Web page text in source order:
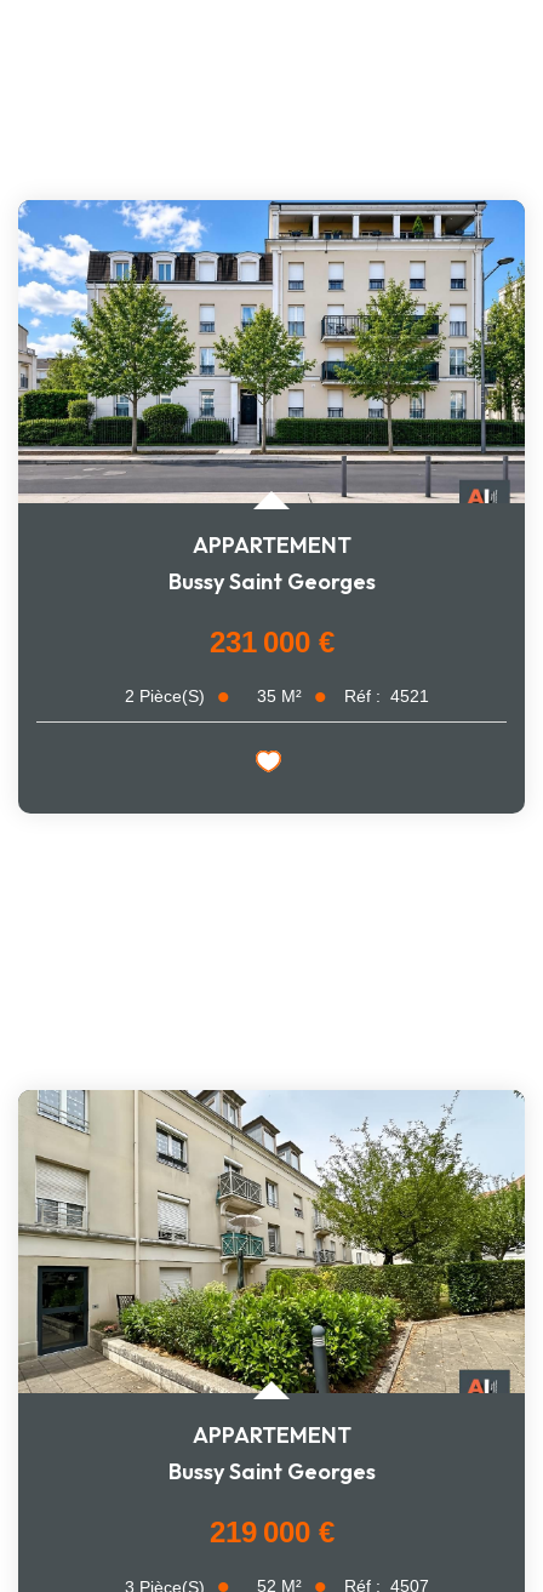
APPARTEMENT
Bussy Saint Georges
231 000 €
2 Pièce(s) 35 M² Réf : 4521
APPARTEMENT
Bussy Saint Georges
219 000 €
3 Pièce(s) 52 M² Réf : 4507